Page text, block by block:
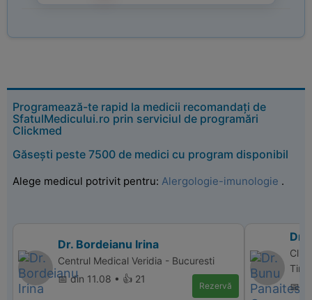
Programează-te rapid la medicii recomandați de
SfatulMedicului.ro prin serviciul de programări
Clickmed
Găsești peste 7500 de medici cu program disponibil
Alege medicul potrivit pentru: Alergologie-imunologie .
Dr. Bordeianu Irina
Centrul Medical Veridia - Bucuresti
📅 din 11.08 • 👍 21
Rezervă
Dr.
📅